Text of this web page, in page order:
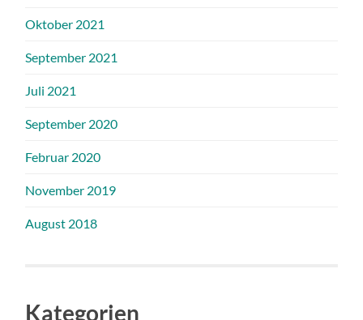
Oktober 2021
September 2021
Juli 2021
September 2020
Februar 2020
November 2019
August 2018
Kategorien